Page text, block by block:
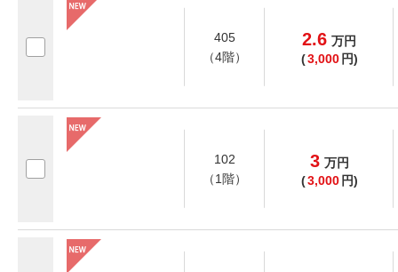
405
（4階）
2.6 万円
(3,000 円)
102
（1階）
3 万円
(3,000 円)